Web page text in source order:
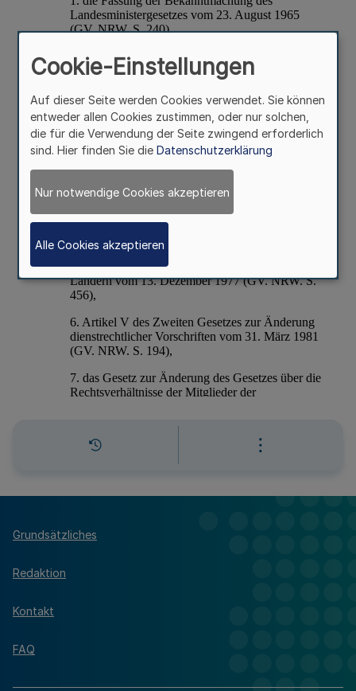
Grundsätzliches
Redaktion
Kontakt
FAQ
Cookie-Einstellungen
Auf dieser Seite werden Cookies verwendet. Sie können
entweder allen Cookies zustimmen, oder nur solchen,
die für die Verwendung der Seite zwingend erforderlich
sind. Hier finden Sie die Datenschutzerklärung
Nur notwendige Cookies akzeptieren
Alle Cookies akzeptieren